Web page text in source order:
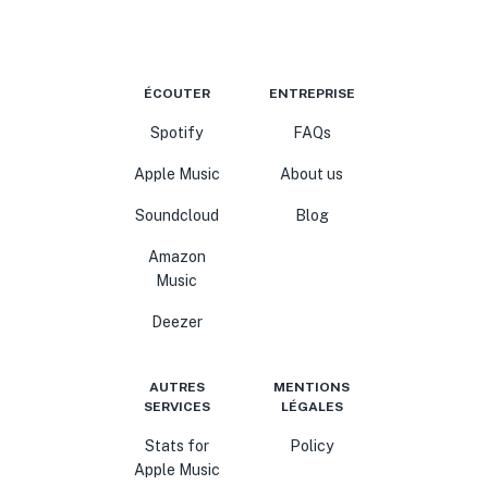
ÉCOUTER
Spotify
Apple Music
Soundcloud
Amazon
Music
Deezer
ENTREPRISE
FAQs
About us
Blog
AUTRES
SERVICES
Stats for
Apple Music
MENTIONS
LÉGALES
Policy